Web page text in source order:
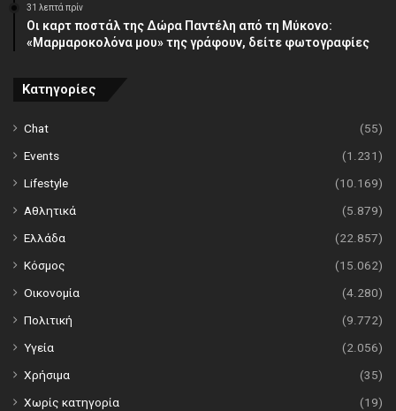
31 λεπτά πρίν
Οι καρτ ποστάλ της Δώρα Παντέλη από τη Μύκονο:
«Μαρμαροκολόνα μου» της γράφουν, δείτε φωτογραφίες
Κατηγορίες
Chat
(55)
Events
(1.231)
Lifestyle
(10.169)
Αθλητικά
(5.879)
Ελλάδα
(22.857)
Κόσμος
(15.062)
Οικονομία
(4.280)
Πολιτική
(9.772)
Υγεία
(2.056)
Χρήσιμα
(35)
Χωρίς κατηγορία
(19)